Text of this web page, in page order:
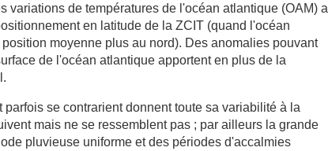
variations de températures de l'océan atlantique (OAM) a
en latitude de la ZCIT (quand l'océan
moyenne plus au nord). Des anomalies pouvant
de l'océan atlantique apportent en plus de la
se contrarient donnent toute sa variabilité à la
mais ne se ressemblent pas ; par ailleurs la grande
pluvieuse uniforme et des périodes d'accalmies